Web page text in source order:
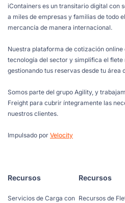
iContainers es un transitario digital con
a miles de empresas y familias de todo
mercancía de manera internacional.
Nuestra plataforma de cotización online
tecnología del sector y simplifica el
gestionando tus reservas desde tu área
Somos parte del grupo Agility, y
Freight para cubrir íntegramente las
nuestros clientes.
Impulsado por Velocity
Recursos
Servicios de Carga con
Recursos
Recursos de